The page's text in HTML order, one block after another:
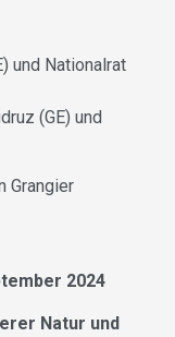
und Nationalrat
(GE) und
Grangier
2024
Natur und